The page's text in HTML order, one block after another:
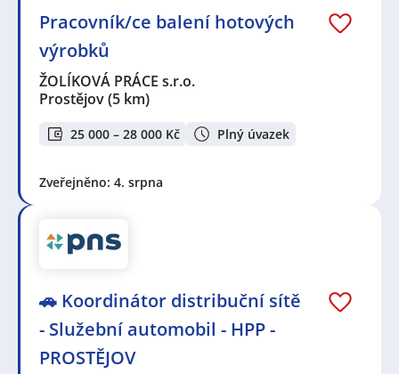
Pracovník/ce balení hotových
výrobků
ŽOLÍKOVÁ PRÁCE s.r.o.
Prostějov(5 km)
25 000 – 28 000 Kč Plný úvazek
Zveřejněno: 4. srpna
🚗 Koordinátor distribuční sítě
- Služební automobil - HPP -
PROSTĚJOV